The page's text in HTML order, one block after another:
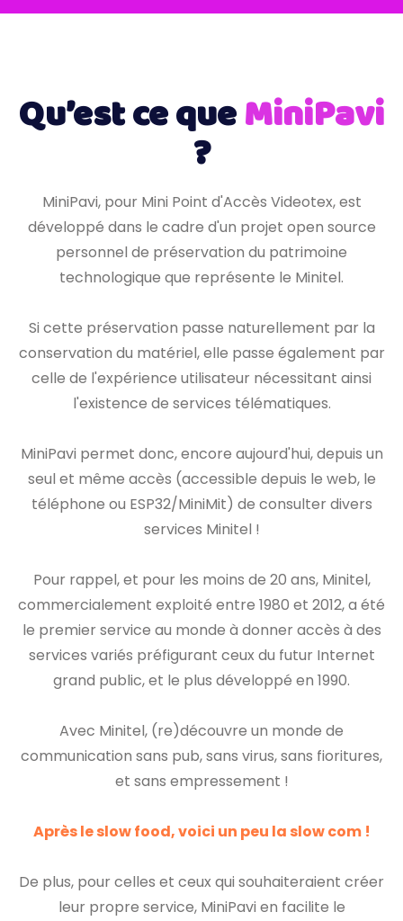
Qu’est ce queMiniPavi
?
MiniPavi, pour Mini Point d'Accès Videotex, est
développé dans le cadre d'un projet open source
personnel de préservation du patrimoine
technologique que représente le Minitel.
Si cette préservation passe naturellement par la
conservation du matériel, elle passe également par
celle de l'expérience utilisateur nécessitant ainsi
l'existence de services télématiques.
MiniPavi permet donc, encore aujourd'hui, depuis un
seul et même accès (accessible depuis le web, le
téléphone ou ESP32/MiniMit) de consulter divers
services Minitel !
Pour rappel, et pour les moins de 20 ans, Minitel,
commercialement exploité entre 1980 et 2012, a été
le premier service au monde à donner accès à des
services variés préfigurant ceux du futur Internet
grand public, et le plus développé en 1990.
Avec Minitel, (re)découvre un monde de
communication sans pub, sans virus, sans fioritures,
et sans empressement !
Après le slow food, voici un peu la slow com !
De plus, pour celles et ceux qui souhaiteraient créer
leur propre service, MiniPavi en facilite le